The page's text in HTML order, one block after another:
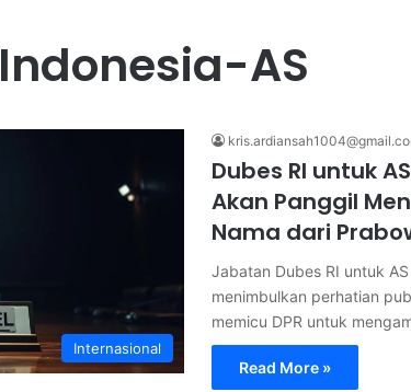
AS
Internasional
Dubes RI untuk
Akan Panggil
Nama dari
Jabatan Dubes RI untuk
menimbulkan perhatian
memicu DPR untuk
Read More »